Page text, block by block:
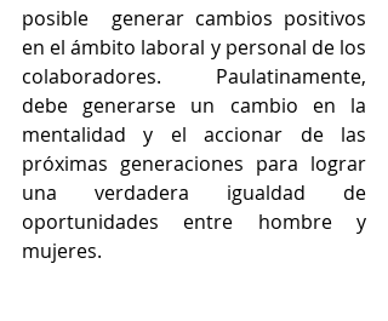
posible  generar cambios positivos
en el ámbito laboral y personal de los
colaboradores. Paulatinamente,
debe generarse un cambio en la
mentalidad y el accionar de las
próximas generaciones para lograr
una verdadera igualdad de
oportunidades entre hombre y
mujeres.